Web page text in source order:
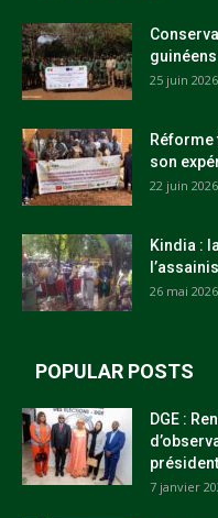
25 juin 2026
son
22 juin 2026
Kindia :
26 mai 2026
POPULAR POSTS
DGE :
7 janvier